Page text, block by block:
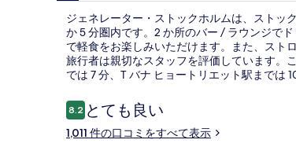
真
ギ
ャ
ラ
リ
ジェネレーター・ストックホルムは、ストッ
か 5 分圏内です。2 か所のバー / ラウンジで
で軽食をお楽しみいただけます。また、スト
旅行者は親切なスタッフを評価しています。
では 7 分、T バナ ヒョートリエット駅までは
口
コ
ミ
8.210段階中8.2
とても良い
1,011 件の口コミをすべて表示